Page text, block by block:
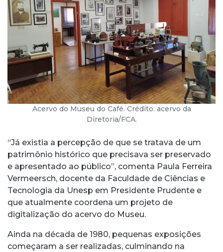
Acervo do Museu do Café. Crédito: acervo da
Diretoria/FCA.
“Já existia a percepção de que se tratava de um
patrimônio histórico que precisava ser preservado
e apresentado ao público”, comenta Paula Ferreira
Vermeersch, docente da Faculdade de Ciências e
Tecnologia da Unesp em Presidente Prudente e
que atualmente coordena um projeto de
digitalização do acervo do Museu.
Ainda na década de 1980, pequenas exposições
começaram a ser realizadas, culminando na